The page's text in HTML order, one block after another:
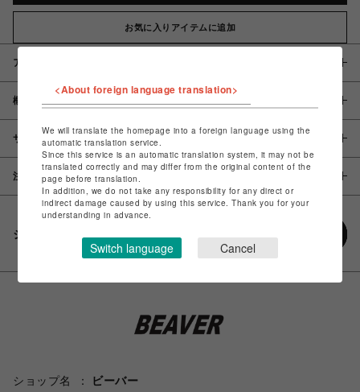
お気に入りアイテムに追加
アイテム説明 / 素材
概要
サイズ
注意事項
シェアする
ショップ名
ビーバー
<About foreign language translation>
We will translate the homepage into a foreign language using the
automatic translation service.
Since this service is an automatic translation system, it may not be
translated correctly and may differ from the original content of the
page before translation.
In addition, we do not take any responsibility for any direct or
indirect damage caused by using this service. Thank you for your
understanding in advance.
Switch language Cancel